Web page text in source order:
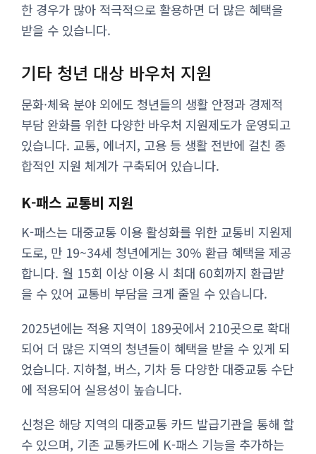
한 경우가 많아 적극적으로 활용하면 더 많은 혜택을
받을 수 있습니다.
기타 청년 대상 바우처 지원
문화·체육 분야 외에도 청년들의 생활 안정과 경제적
부담 완화를 위한 다양한 바우처 지원제도가 운영되고
있습니다. 교통, 에너지, 고용 등 생활 전반에 걸친 종
합적인 지원 체계가 구축되어 있습니다.
K-패스 교통비 지원
K-패스는 대중교통 이용 활성화를 위한 교통비 지원제
도로, 만 19~34세 청년에게는 30% 환급 혜택을 제공
합니다. 월 15회 이상 이용 시 최대 60회까지 환급받
을 수 있어 교통비 부담을 크게 줄일 수 있습니다.
2025년에는 적용 지역이 189곳에서 210곳으로 확대
되어 더 많은 지역의 청년들이 혜택을 받을 수 있게 되
었습니다. 지하철, 버스, 기차 등 다양한 대중교통 수단
에 적용되어 실용성이 높습니다.
신청은 해당 지역의 대중교통 카드 발급기관을 통해 할
수 있으며, 기존 교통카드에 K-패스 기능을 추가하는